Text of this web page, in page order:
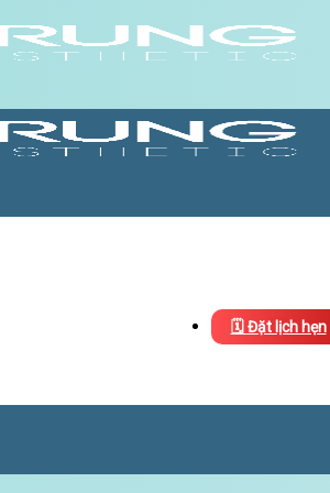
🗓️ Đặt lịch hẹn